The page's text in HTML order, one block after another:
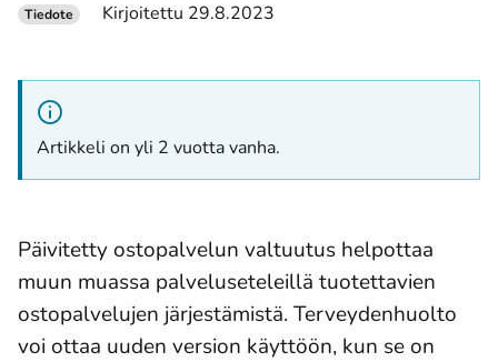
Tiedote Kirjoitettu 29.8.2023
Artikkeli on yli 2 vuotta vanha.
Päivitetty ostopalvelun valtuutus helpottaa
muun muassa palveluseteleillä tuotettavien
ostopalvelujen järjestämistä. Terveydenhuolto
voi ottaa uuden version käyttöön, kun se on